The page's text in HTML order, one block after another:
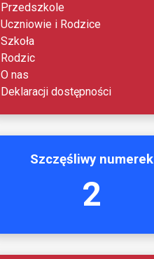
Przedszkole
Uczniowie i Rodzice
Szkoła
Rodzic
O nas
Deklaracji dostępności
Szczęśliwy numerek
2